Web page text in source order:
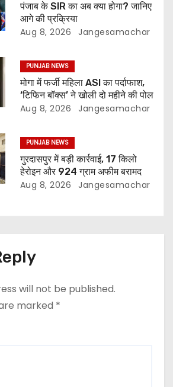
पंजाब के SIR का अब क्या होगा? जानिए
आगे की प्रक्रिया
Aug 8, 2026 Jangesamachar
PUNJAB NEWS
मोगा में फर्जी महिला ASI का पर्दाफाश,
‘टिफिन बॉक्स’ ने खोली दो महीने की पोल
Aug 8, 2026 Jangesamachar
PUNJAB NEWS
गुरदासपुर में बड़ी कार्रवाई, 17 किलो
हेरोइन और 924 ग्राम अफीम बरामद
Aug 8, 2026 Jangesamachar
will not be published.
marked *